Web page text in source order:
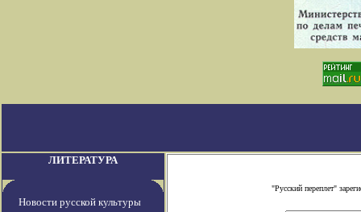
ЛИТЕРАТУРА
Новости русской культуры
"Русский переплет"